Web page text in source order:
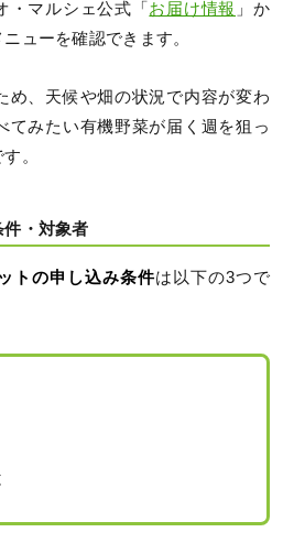
・マルシェ公式「 お届け情報 」か
ューを確認できます。
め、天候や畑の状況で内容が変わ
てみたい有機野菜が届く週を狙っ
。
件・対象者
トの申し込み条件は以下の3つで